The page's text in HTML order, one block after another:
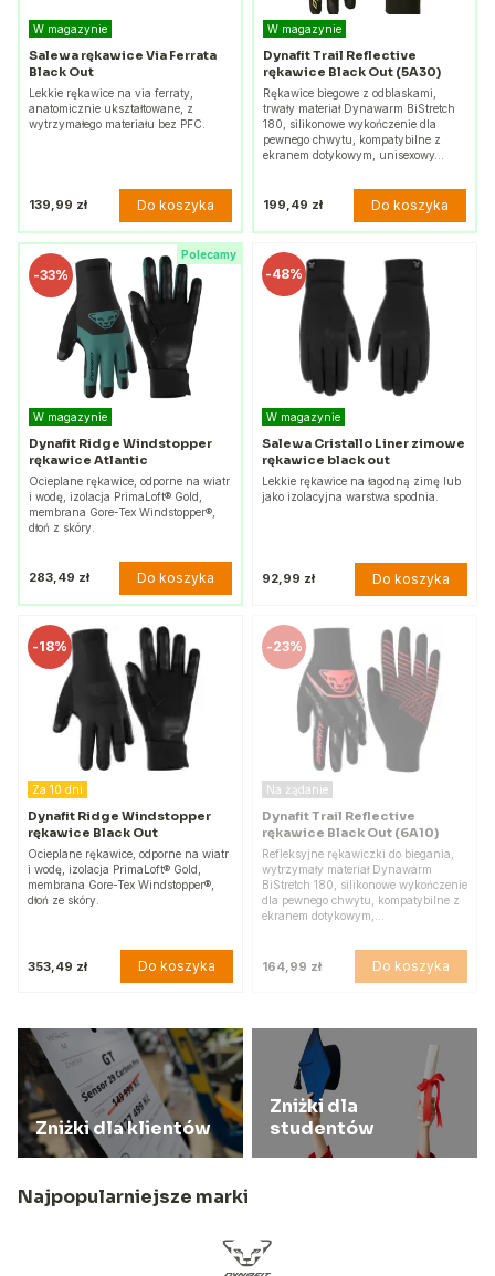
W magazynie
Salewa rękawice Via Ferrata
Black Out
Lekkie rękawice na via ferraty,
anatomicznie ukształtowane, z
wytrzymałego materiału bez PFC.
139,99 zł Do koszyka
W magazynie
Dynafit Trail Reflective
rękawice Black Out (5A30)
Rękawice biegowe z odblaskami,
trwały materiał Dynawarm BiStretch
180, silikonowe wykończenie dla
pewnego chwytu, kompatybilne z
ekranem dotykowym, unisexowy…
199,49 zł Do koszyka
Polecamy
-33%
W magazynie
Dynafit Ridge Windstopper
rękawice Atlantic
Ocieplane rękawice, odporne na wiatr
i wodę, izolacja PrimaLoft® Gold,
membrana Gore-Tex Windstopper®,
dłoń z skóry.
283,49 zł Do koszyka
-48%
W magazynie
Salewa Cristallo Liner zimowe
rękawice black out
Lekkie rękawice na łagodną zimę lub
jako izolacyjna warstwa spodnia.
92,99 zł Do koszyka
-18%
Za 10 dni
Dynafit Ridge Windstopper
rękawice Black Out
Ocieplane rękawice, odporne na wiatr
i wodę, izolacja PrimaLoft® Gold,
membrana Gore-Tex Windstopper®,
dłoń ze skóry.
353,49 zł Do koszyka
-23%
Na żądanie
Dynafit Trail Reflective
rękawice Black Out (6A10)
Refleksyjne rękawiczki do biegania,
wytrzymały materiał Dynawarm
BiStretch 180, silikonowe wykończenie
dla pewnego chwytu, kompatybilne z
ekranem dotykowym,…
164,99 zł Do koszyka
Zniżki dla klientów
Zniżki dla
studentów
Najpopularniejsze marki